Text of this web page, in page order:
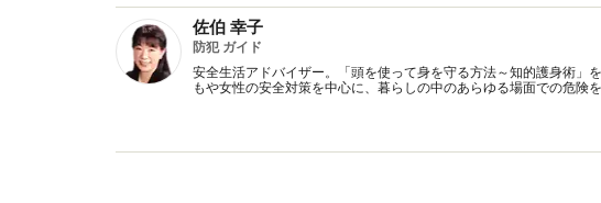
佐伯 幸子
防犯 ガイド
安全生活アドバイザー。「頭を使って身を守る方法～知的護身術」
もや女性の安全対策を中心に、暮らしの中のあらゆる場面での危険